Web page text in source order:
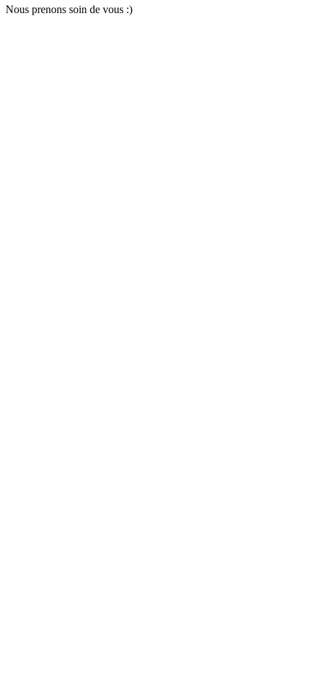
Nous prenons soin de vous :)